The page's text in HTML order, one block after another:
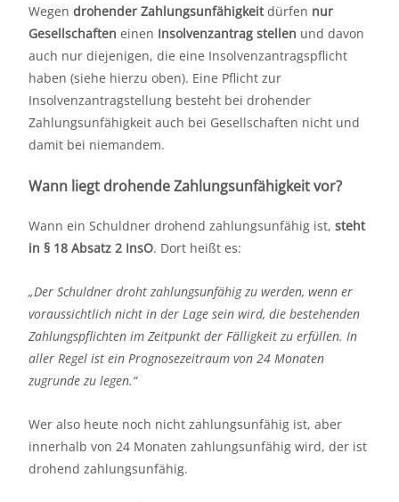
Wegen drohender Zahlungsunfähigkeitdürfen nur
Gesellschaften einen Insolvenzantrag stellen und davon
auch nur diejenigen, die eine Insolvenzantragspflicht
haben (siehe hierzu oben). Eine Pflicht zur
Insolvenzantragstellung besteht bei drohender
Zahlungsunfähigkeit auch bei Gesellschaften nicht und
damit bei niemandem.
Wann liegt drohende Zahlungsunfähigkeit vor?
Wann ein Schuldner drohend zahlungsunfähig ist, steht
in § 18 Absatz 2 InsO. Dort heißt es:
„Der Schuldner droht zahlungsunfähig zu werden, wenn er
voraussichtlich nicht in der Lage sein wird, die bestehenden
Zahlungspflichten im Zeitpunkt der Fälligkeit zu erfüllen. In
aller Regel ist ein Prognosezeitraum von 24 Monaten
zugrunde zu legen.“
Wer also heute noch nicht zahlungsunfähig ist, aber
innerhalb von 24 Monaten zahlungsunfähig wird, der ist
drohend zahlungsunfähig.